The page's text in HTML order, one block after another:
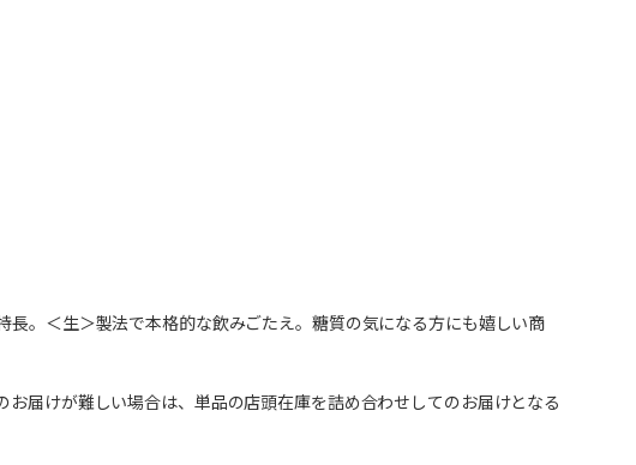
。＜生＞製法で本格的な飲みごたえ。糖質の気になる方にも嬉しい商
届けが難しい場合は、単品の店頭在庫を詰め合わせしてのお届けとなる